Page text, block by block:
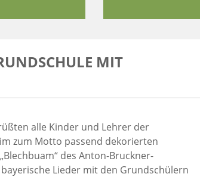
MIT
alle Kinder und Lehrer der
zum Motto passend dekorierten
des Anton-Bruckner-
Lieder mit den Grundschülern